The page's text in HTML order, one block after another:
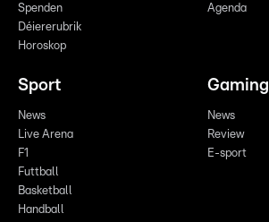
Spenden
Déiererubrik
Horoskop
Agenda
Sport
News
Live Arena
F1
Futtball
Basketball
Handball
Gaming
News
Review
E-sport